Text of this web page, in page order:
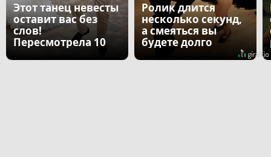
Этот танец невесты
оставит вас без
слов!
Пересмотрела 10
Ролик длится
несколько секунд,
а смеяться вы
будете долго